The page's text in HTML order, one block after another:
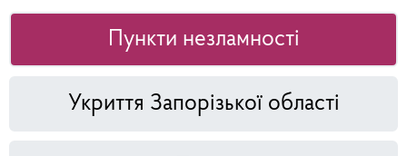
Пункти незламності
Укриття Запорізької області